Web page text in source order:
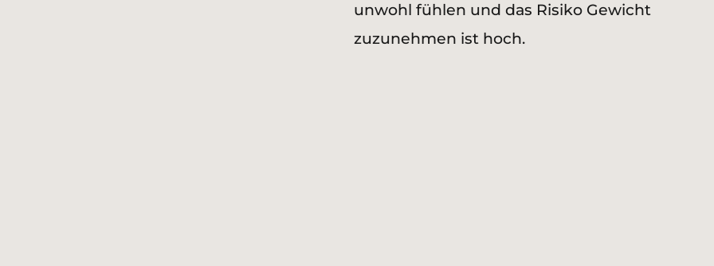
unwohl fühlen und das Risiko Gewicht
zuzunehmen ist hoch.